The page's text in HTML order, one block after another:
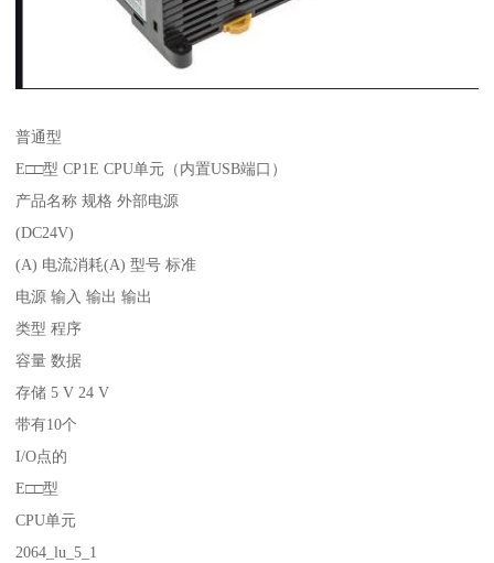
普通型
E□□型 CP1E CPU单元（内置USB端口）
产品名称 规格 外部电源
(DC24V)
(A) 电流消耗(A) 型号 标准
电源 输入 输出 输出
类型 程序
容量 数据
存储 5 V 24 V
带有10个
I/O点的
E□□型
CPU单元
2064_lu_5_1